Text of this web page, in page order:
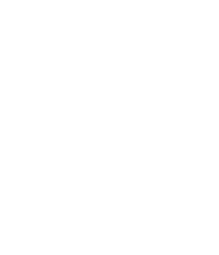
geur Fleur d'Oranger.
gebied, Fleur
op. De Hourglass
kleine ruimte
tot de geur volledig is